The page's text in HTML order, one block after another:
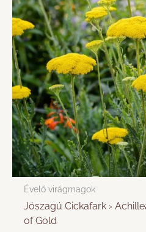
Évelő virágmagok
Jószagú Cickafark ›
of Gold